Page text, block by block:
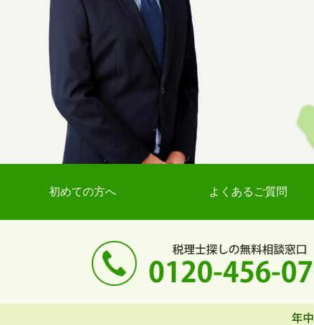
初めての方へ よくあるご質問